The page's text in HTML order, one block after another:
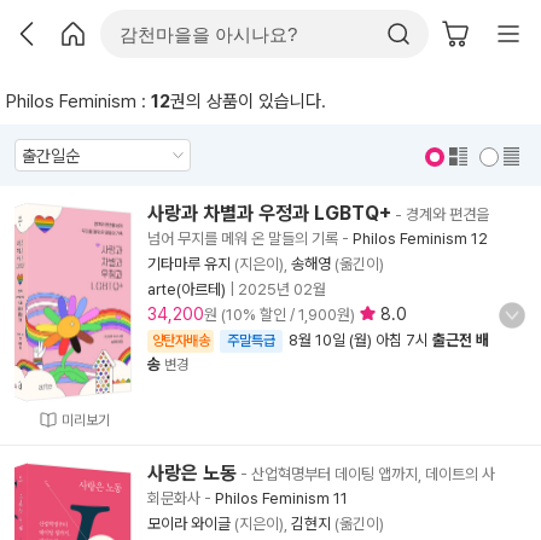
Philos Feminism : 12권의 상품이 있습니다.
미리보기
사랑과 차별과 우정과 LGBTQ+ - 경계와 편견을
넘어 무지를 메워 온 말들의 기록 - Philos Feminism 12
기타마루 유지 (지은이), 송해영 (옮긴이)
arte(아르테)
2025년 02월
34,200원 (10% 할인 / 1,900원) 8.0
양탄자배송 주말특급 8월 10일 (월) 아침 7시 출근전 배
송 변경
사랑은 노동 - 산업혁명부터 데이팅 앱까지, 데이트의 사
회문화사 - Philos Feminism 11
모이라 와이글 (지은이), 김현지 (옮긴이)